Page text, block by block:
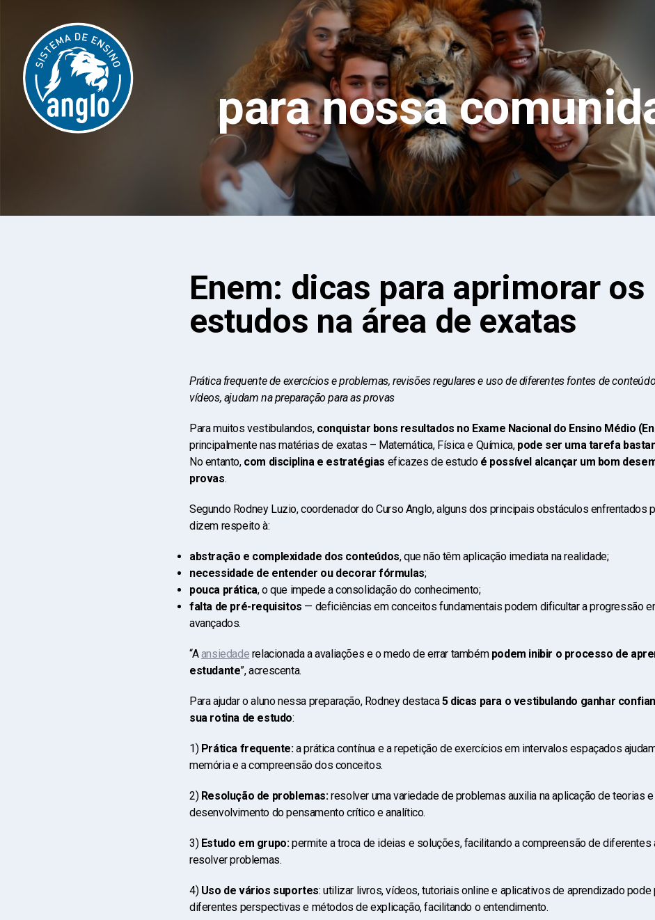
para nossa
Enem: dicas para aprimorar os
estudos na área de exatas
Prática frequente de exercícios e problemas, revisões regulares e uso de diferentes fontes de
vídeos, ajudam na preparação para as provas
Para muitos vestibulandos,conquistar bons resultados no Exame Nacional do Ensino Médio
principalmente nas matérias de exatas – Matemática, Física e Química, pode ser uma tarefa
No entanto, com disciplina e estratégias eficazes de estudo é possível alcançar um bom
provas.
Segundo Rodney Luzio, coordenador do Curso Anglo, alguns dos principais obstáculos enfrentados
dizem respeito à:
abstração e complexidade dos conteúdos, que não têm aplicação imediata na realidade;
necessidade de entender ou decorar fórmulas;
pouca prática, o que impede a consolidação do conhecimento;
falta de pré-requisitos — deficiências em conceitos fundamentais podem dificultar a progressão
avançados.
“Aansiedade relacionada a avaliações e o medo de errar também podem inibir o processo de
estudante”, acrescenta.
Para ajudar o aluno nessa preparação, Rodney destaca5 dicas para o vestibulando ganhar
sua rotina de estudo:
1) Prática frequente:a prática contínua e a repetição de exercícios em intervalos espaçados
memória e a compreensão dos conceitos.
2)Resolução de problemas:resolver uma variedade de problemas auxilia na aplicação de teorias
desenvolvimento do pensamento crítico e analítico.
3) Estudo em grupo:permite a troca de ideias e soluções, facilitando a compreensão de diferentes
resolver problemas.
4) Uso de vários suportes: utilizar livros, vídeos, tutoriais online e aplicativos de aprendizado pode
diferentes perspectivas e métodos de explicação, facilitando o entendimento.